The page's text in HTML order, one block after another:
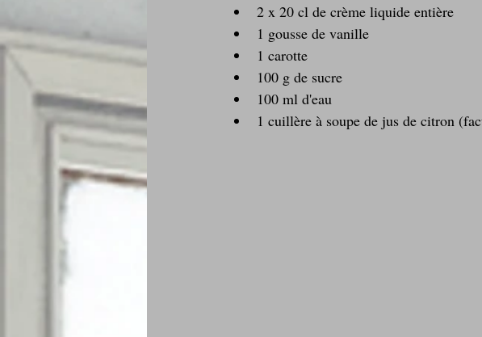
2 x 20 cl de crème liquide entière
1 gousse de vanille
1 carotte
100 g de sucre
100 ml d'eau
1 cuillère à soupe de jus de citron